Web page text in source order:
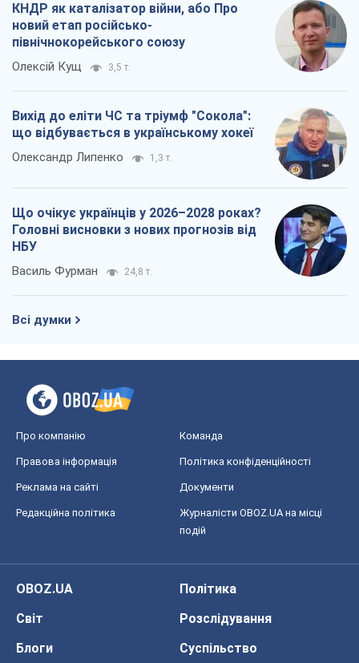
КНДР як каталізатор війни, або Про
новий етап російсько-
північнокорейського союзу
Олексій Кущ 3,5 т.
Вихід до еліти ЧС та тріумф "Сокола":
що відбувається в українському хокеї
Олександр Липенко 1,3 т.
Що очікує українців у 2026–2028 роках?
Головні висновки з нових прогнозів від
НБУ
Василь Фурман 24,8 т.
Всі думки
Про компанію Команда
Правова інформація Політика конфіденційності
Реклама на сайті Документи
Редакційна політика
Журналісти OBOZ.UA на місці
подій
OBOZ.UA
Політика
Світ
Розслідування
Блоги
Суспільство